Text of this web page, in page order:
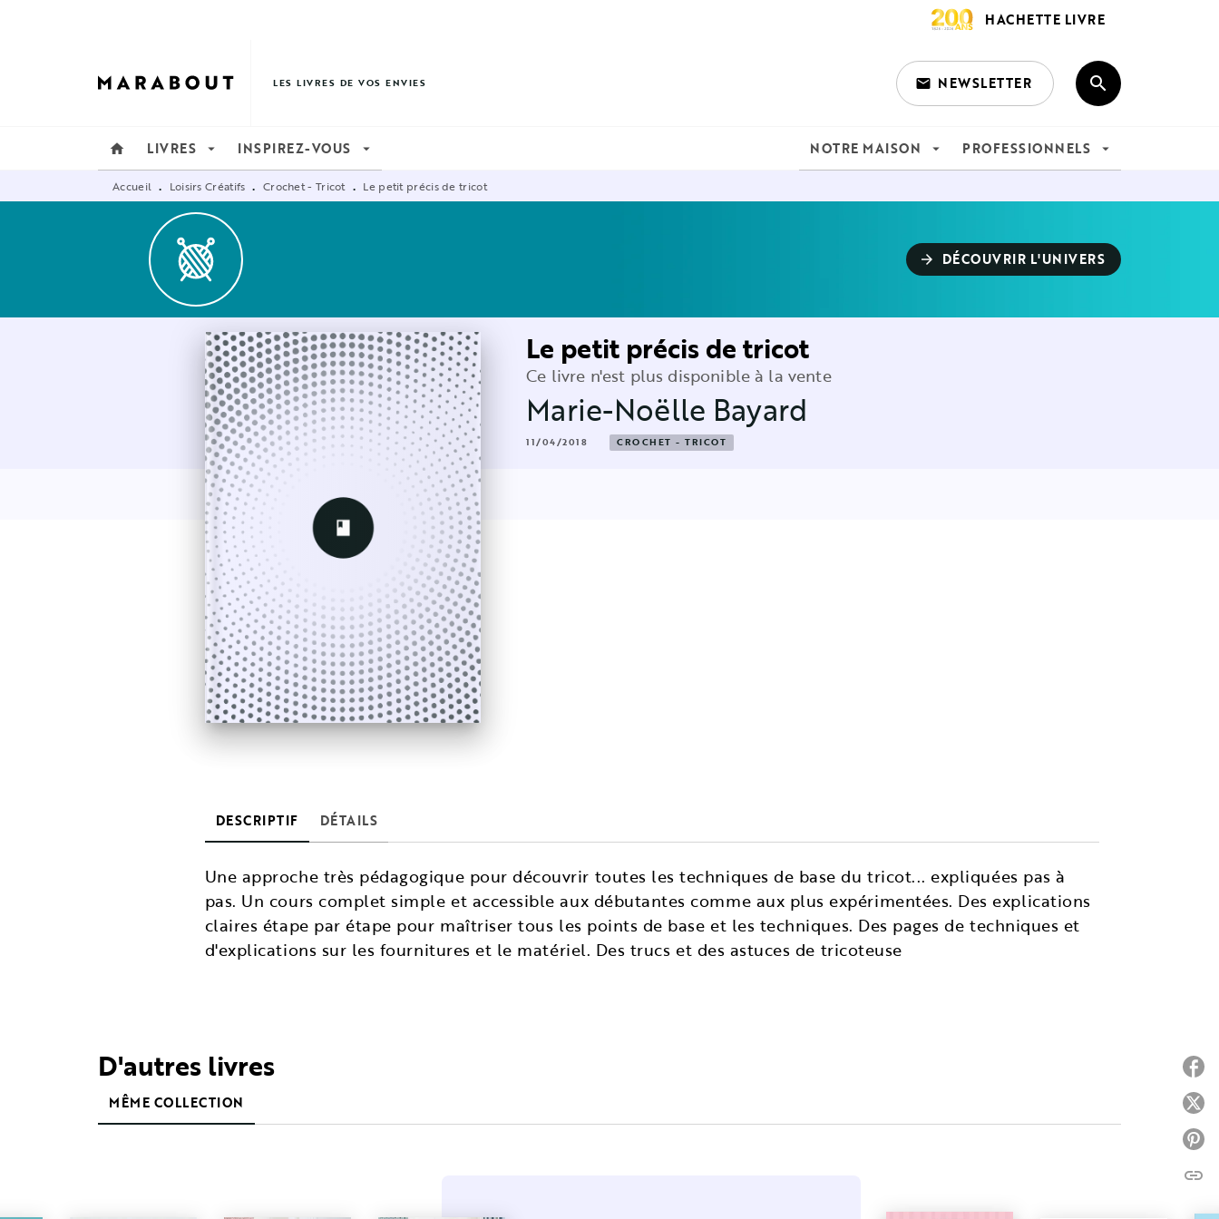
HACHETTE LIVRE
LES LIVRES DE VOS ENVIES email NEWSLETTER search
home LIVRES arrow_drop_down INSPIREZ-VOUS arrow_drop_down NOTRE MAISON arrow_drop_down PROFESSIONNELS arrow_drop_down
Accueil • Loisirs Créatifs • Crochet - Tricot • Le petit précis de tricot
arrow_forward DÉCOUVRIR L'UNIVERS
Le petit précis de tricot
Ce livre n'est plus disponible à la vente
Marie-Noëlle Bayard
11/04/2018 CROCHET - TRICOT
DESCRIPTIF DÉTAILS
Une approche très pédagogique pour découvrir toutes les techniques de base du tricot... expliquées pas à
pas. Un cours complet simple et accessible aux débutantes comme aux plus expérimentées. Des explications
claires étape par étape pour maîtriser tous les points de base et les techniques. Des pages de techniques et
d'explications sur les fournitures et le matériel. Des trucs et des astuces de tricoteuse
D'autres livres
MÊME COLLECTION
link